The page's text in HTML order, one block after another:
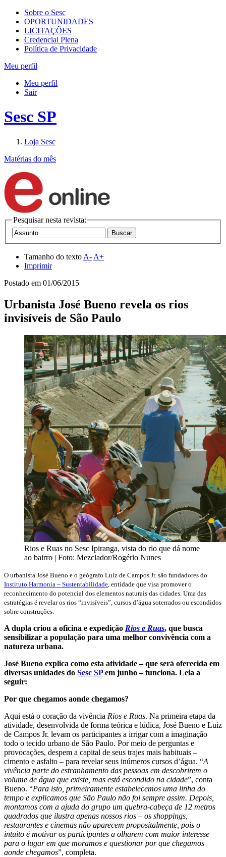
Sobre o Sesc
OPORTUNIDADES
LICITAÇÕES
Credencial Plena
Política de Privacidade
Meu perfil
Meu perfil
Sair
Sesc SP
Loja Sesc
Matérias do mês
Pesquisar nesta revista:
Tamanho do texto A- A+
Imprimir
Postado em 01/06/2015
Urbanista José Bueno revela os rios
invisíveis de São Paulo
Rios e Ruas no Sesc Ipiranga, vista do rio que dá nome
ao bairro | Foto: Mezclador/Rogério Nunes
O urbanista José Bueno e o geógrafo Luiz de Campos Jr. são fundadores do
Instituto Harmonia – Sustentabilidade , entidade que visa promover o
reconhecimento do potencial dos elementos naturais das cidades. Uma das
estratégias é revelar os rios “invisíveis”, cursos d’água soterrados ou escondidos
sobre construções.
A dupla criou a oficina e expedição Rios e Ruas, que busca
sensibilizar a população para uma melhor convivência com a
natureza urbana.
José Bueno explica como esta atividade – que será oferecida em
diversas unidades do Sesc SPem junho – funciona. Leia a
seguir:
Por que chegamos aonde chegamos?
Aqui está o coração da vivência Rios e Ruas. Na primeira etapa da
atividade, desenvolvida de forma teórica e lúdica, José Bueno e Luiz
de Campos Jr. levam os participantes a irrigar com a imaginação
todo o tecido urbano de São Paulo. Por meio de perguntas e
provocações, despem a capital de seus trajes mais habituais –
cimento e asfalto – para revelar seus inúmeros cursos d’água. “A
vivência parte do estranhamento das pessoas em descobrirem o
volume de água que existe, mas está escondido na cidade”, conta
Bueno. “Para isto, primeiramente estabelecemos uma linha do
tempo e explicamos que São Paulo não foi sempre assim. Depois,
montamos com a ajuda do grupo um quebra-cabeça de 12 metros
quadrados que ilustra apenas nossos rios – os shoppings,
restaurantes e cinemas não aparecem propositalmente, pois o
intuito é motivar os participantes a olharem com maior interesse
para o lugar em que moramos e questionar por que chegamos
aonde chegamos”, completa.